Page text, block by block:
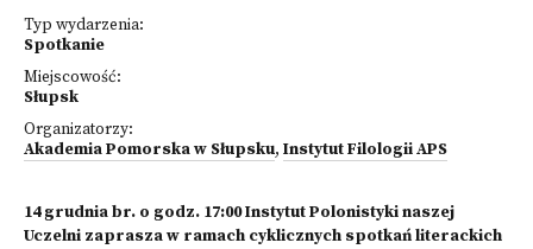
Typ wydarzenia:
Spotkanie
Miejscowość:
Słupsk
Organizatorzy:
Akademia Pomorska w Słupsku, Instytut Filologii APS
14 grudnia br. o godz. 17:00 Instytut Polonistyki naszej
Uczelni zaprasza w ramach cyklicznych spotkań literackich